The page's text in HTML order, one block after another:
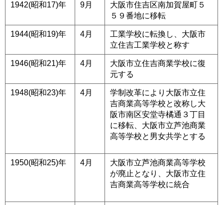
1942(昭和17)年 9月
大阪市住吉区南加賀屋町５
５９番地に移転
1944(昭和19)年 4月
工業学校に転換し、大阪市
立住吉工業学校と称す
1946(昭和21)年 4月
大阪市立住吉商業学校に復
元する
1948(昭和23)年 4月
学制改革により大阪市立住
吉商業高等学校と改称し大
阪市南区安堂寺橘通３丁目
に移転、大阪市立芦池商業
高等学校と男女共学とする
1950(昭和25)年 4月
大阪市立芦池商業高等学校
が廃止となり、大阪市立住
吉商業高等学校に統合